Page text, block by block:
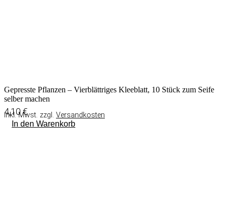
Gepresste Pflanzen – Vierblättriges Kleeblatt, 10 Stück zum Seife
selber machen
4,10€
inkl. Mwst. zzgl. Versandkosten
In den Warenkorb